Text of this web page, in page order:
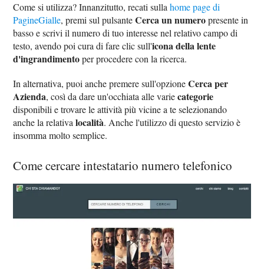
Come si utilizza? Innanzitutto, recati sullahome page di
PagineGialle, premi sul pulsanteCerca un numeropresente in
basso e scrivi il numero di tuo interesse nel relativo campo di
testo, avendo poi cura di fare clic sull'icona della lente
d'ingrandimentoper procedere con la ricerca.
In alternativa, puoi anche premere sull'opzioneCerca per
Azienda, così da dare un'occhiata alle variecategorie
disponibili e trovare le attività più vicine a te selezionando
anche la relativalocalità. Anche l'utilizzo di questo servizio è
insomma molto semplice.
Come cercare intestatario numero telefonico